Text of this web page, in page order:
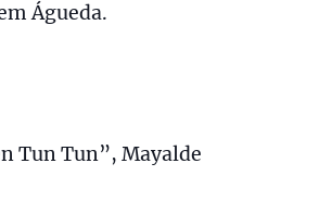
Águeda.
Tun Tun”, Mayalde